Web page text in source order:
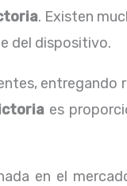
. Existen
del dispositivo.
es
en el